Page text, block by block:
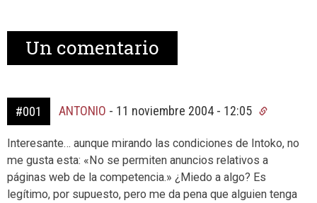
Un comentario
#001 ANTONIO - 11 noviembre 2004 - 12:05
Interesante… aunque mirando las condiciones de Intoko, no
me gusta esta: «No se permiten anuncios relativos a
páginas web de la competencia.» ¿Miedo a algo? Es
legítimo, por supuesto, pero me da pena que alguien tenga